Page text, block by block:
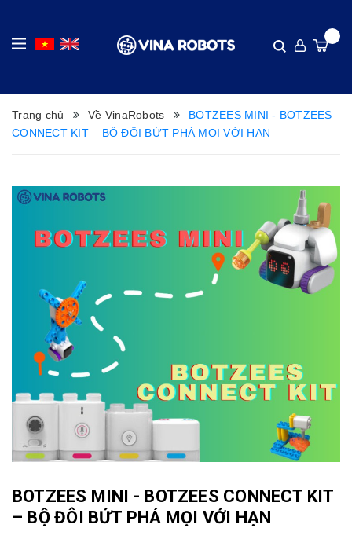
Trang chủ Về VinaRobots
BOTZEES MINI - BOTZEES
CONNECT KIT – BỘ ĐÔI BỨT PHÁ MỌI VỚI HẠN
BOTZEES MINI - BOTZEES CONNECT KIT
– BỘ ĐÔI BỨT PHÁ MỌI VỚI HẠN